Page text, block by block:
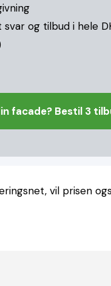
og tilbud i hele
facade? Bestil 3
vil prisen